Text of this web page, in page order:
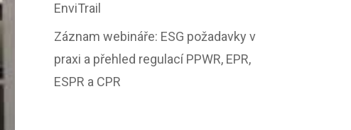
EnviTrail
Záznam webináře: ESG požadavky v
praxi a přehled regulací PPWR, EPR,
ESPR a CPR